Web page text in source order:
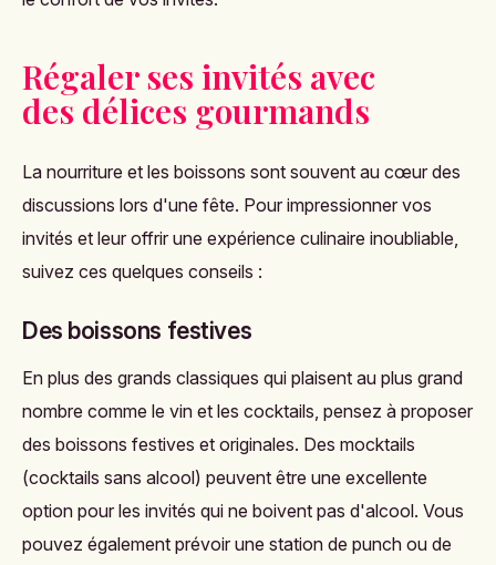
Régaler ses invités avec
des délices gourmands
La nourriture et les boissons sont souvent au cœur des
discussions lors d'une fête. Pour impressionner vos
invités et leur offrir une expérience culinaire inoubliable,
suivez ces quelques conseils :
Des boissons festives
En plus des grands classiques qui plaisent au plus grand
nombre comme le vin et les cocktails, pensez à proposer
des boissons festives et originales. Des mocktails
(cocktails sans alcool) peuvent être une excellente
option pour les invités qui ne boivent pas d'alcool. Vous
pouvez également prévoir une station de punch ou de